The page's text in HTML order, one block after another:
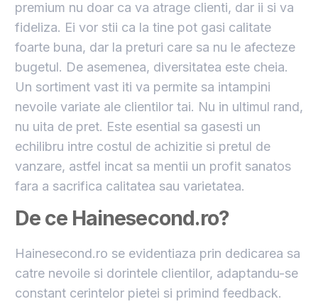
premium nu doar ca va atrage clienti, dar ii si va
fideliza. Ei vor stii ca la tine pot gasi calitate
foarte buna, dar la preturi care sa nu le afecteze
bugetul. De asemenea, diversitatea este cheia.
Un sortiment vast iti va permite sa intampini
nevoile variate ale clientilor tai. Nu in ultimul rand,
nu uita de pret. Este esential sa gasesti un
echilibru intre costul de achizitie si pretul de
vanzare, astfel incat sa mentii un profit sanatos
fara a sacrifica calitatea sau varietatea.
De ce Hainesecond.ro?
Hainesecond.ro se evidentiaza prin dedicarea sa
catre nevoile si dorintele clientilor, adaptandu-se
constant cerintelor pietei si primind feedback.